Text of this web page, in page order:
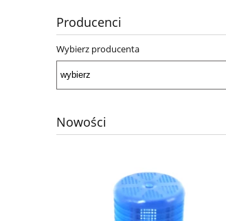
Producenci
Wybierz producenta
Nowości